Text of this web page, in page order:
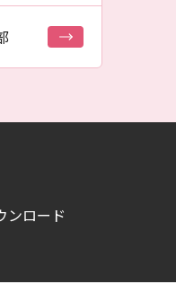
ンロード